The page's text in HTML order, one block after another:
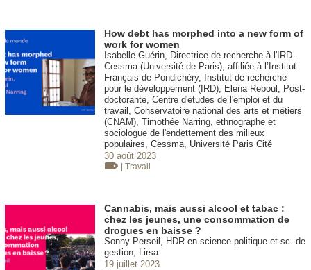
How debt has morphed into a new form of
work for women
Isabelle Guérin, Directrice de recherche à l'IRD-
Cessma (Université de Paris), affiliée à l’Institut
Français de Pondichéry, Institut de recherche
pour le développement (IRD), Elena Reboul, Post-
doctorante, Centre d'études de l'emploi et du
travail, Conservatoire national des arts et métiers
(CNAM), Timothée Narring, ethnographe et
sociologue de l'endettement des milieux
populaires, Cessma, Université Paris Cité
30 août 2023
| Travail
Cannabis, mais aussi alcool et tabac :
chez les jeunes, une consommation de
drogues en baisse ?
Sonny Perseil, HDR en science politique et sc. de
gestion, Lirsa
19 juillet 2023